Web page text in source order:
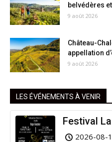
belvédères
9 août 2026
Château-
appellation
9 août 2026
LES ÉVÉNEMENTS À VENIR
Festival
2026-08-